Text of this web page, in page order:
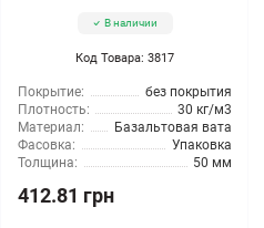
В наличии
Код Товара: 3817
Покрытие:
без покрытия
Плотность:
30 кг/м3
Материал:
Базальтовая вата
Фасовка:
Упаковка
Толщина:
50 мм
412.81 грн